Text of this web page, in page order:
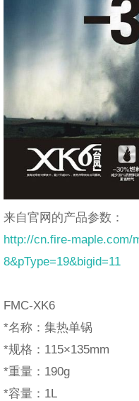
来自官网的产品参数：
http://cn.fire-maple.com/
8&pType=19&bigid=11
FMC-XK6
*名称：集热单锅
*规格：115×135mm
*重量：190g
*容量：1L